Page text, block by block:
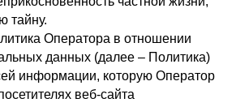
тайну.
Оператора в отношении
данных (далее – Политика)
информации, которую Оператор
веб-сайта